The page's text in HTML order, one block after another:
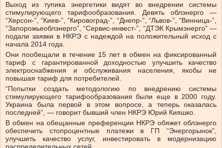
Выход из тупика энергетики видят во внедрении системы
стимулирующего тарифообразования. Девять облэнерго —
“Херсон-”, “Киев-”, “Кировоград-”, “Днепр-”, “Львов-”, “Винница-”,
“Запорожьеоблэнерго”, “Сервис-инвест-”, “ДТЭК Крымэнерго” —
подали заявки в НКРЭ с надеждой на положительный исход с
начала 2014 года.
Они пообещали в течение 15 лет в обмен на фиксированный
тариф с гарантированной доходностью улучшить качество
электроснабжения и обслуживания населения, якобы не
повышая тариф для потребителей.
“Попытки создать методологию по внедрению системы
стимулирующего тарифообразования были еще в 2000 году.
Украина была первой в этом вопросе, а теперь оказалась
последней”, — говорит бывший член НКРЭ Юрий Кияшко.
В обмен на обещанные преференции НКРЭ обяжет облэнерго
обеспечить стопроцентные платежи в ГП “Энергорынок”,
улучшить качество услуг, инвестировать в модернизацию